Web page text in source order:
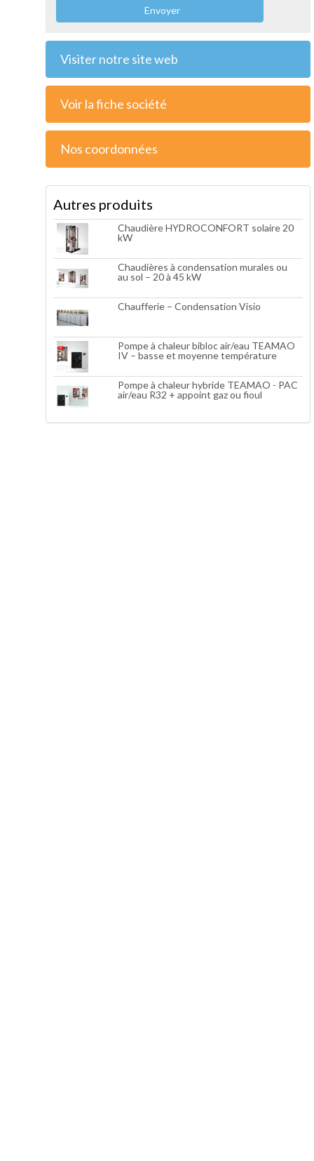
Envoyer
Visiter notre site web
Voir la fiche société
Nos coordonnées
Autres produits
Chaudière HYDROCONFORT solaire 20
kW
Chaudières à condensation murales ou
au sol – 20 à 45 kW
Chaufferie – Condensation Visio
Pompe à chaleur bibloc air/eau TEAMAO
IV – basse et moyenne température
Pompe à chaleur hybride TEAMAO - PAC
air/eau R32 + appoint gaz ou fioul